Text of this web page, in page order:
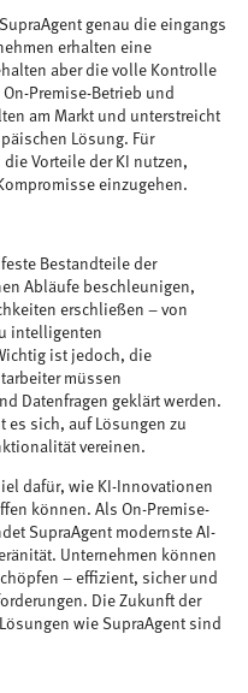
genau die eingangs
erhalten eine
aber die volle Kontrolle
Premise-Betrieb und
am Markt und unterstreicht
Lösung. Für
Vorteile der KI nutzen,
einzugehen.
Bestandteile der
Abläufe beschleunigen,
erschließen – von
intelligenten
ist jedoch, die
müssen
Datenfragen geklärt werden.
es sich, auf Lösungen zu
vereinen.
dafür, wie KI-Innovationen
können. Als On-Premise-
SupraAgent modernste AI-
Unternehmen können
– effizient, sicher und
Die Zukunft der
wie SupraAgent sind